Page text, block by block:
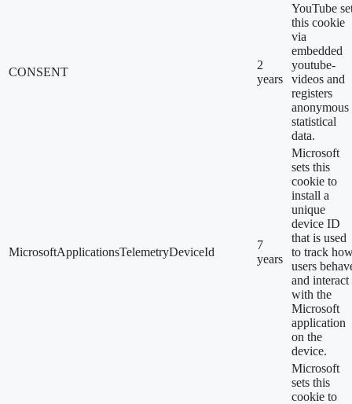
CONSENT
2
years
YouTube
this cookie
via
embedded
youtube-
videos and
registers
anonymous
statistical
data.
MicrosoftApplicationsTelemetryDeviceId
7
years
Microsoft
sets this
cookie to
install a
unique
device ID
that is used
to track
users
and interact
with the
Microsoft
application
on the
device.
Microsoft
sets this
cookie to